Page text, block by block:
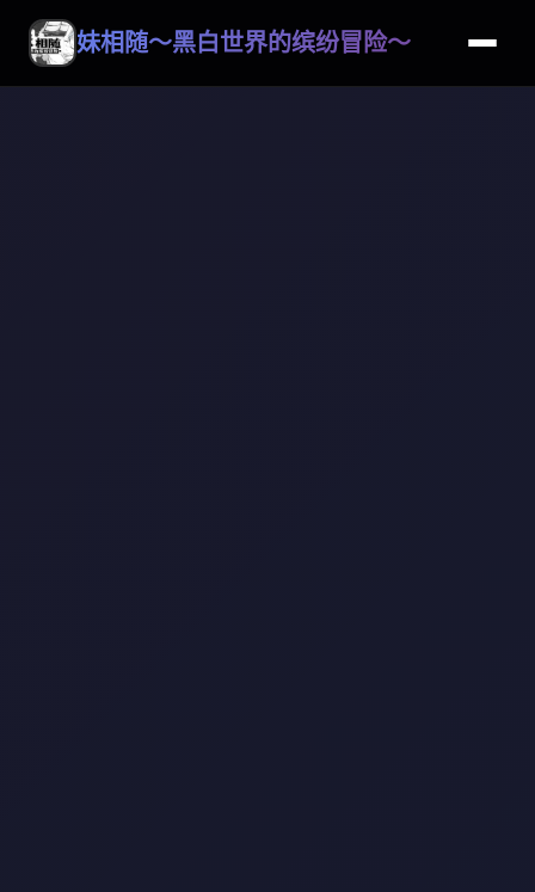
妹相随～黑白世界的缤纷冒险～